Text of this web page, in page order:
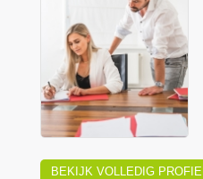
BEKIJK VOLLEDIG PROFIEL